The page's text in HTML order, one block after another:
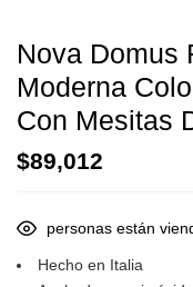
Nova Domus
Moderna
Con Mesitas
$89,012
personas están
Hecho en Italia